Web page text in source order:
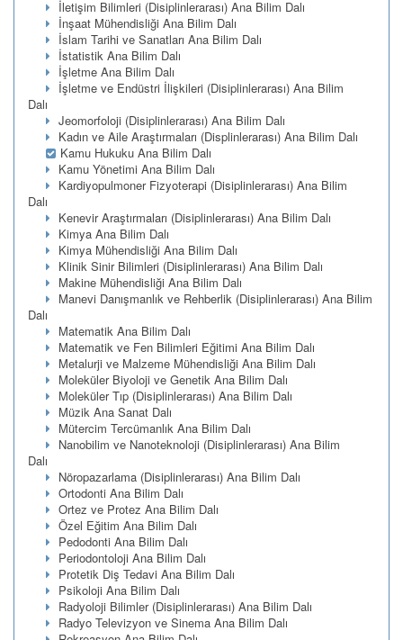
İletişim Bilimleri (Disiplinlerarası) Ana Bilim Dalı
İnşaat Mühendisliği Ana Bilim Dalı
İslam Tarihi ve Sanatları Ana Bilim Dalı
İstatistik Ana Bilim Dalı
İşletme Ana Bilim Dalı
İşletme ve Endüstri İlişkileri (Disiplinlerarası) Ana Bilim
Dalı
Jeomorfoloji (Disiplinlerarası) Ana Bilim Dalı
Kadın ve Aile Araştırmaları (Displinlerarası) Ana Bilim Dalı
Kamu Hukuku Ana Bilim Dalı
Kamu Yönetimi Ana Bilim Dalı
Kardiyopulmoner Fizyoterapi (Disiplinlerarası) Ana Bilim
Dalı
Kenevir Araştırmaları (Disiplinlerarası) Ana Bilim Dalı
Kimya Ana Bilim Dalı
Kimya Mühendisliği Ana Bilim Dalı
Klinik Sinir Bilimleri (Disiplinlerarası) Ana Bilim Dalı
Makine Mühendisliği Ana Bilim Dalı
Manevi Danışmanlık ve Rehberlik (Disiplinlerarası) Ana Bilim
Dalı
Matematik Ana Bilim Dalı
Matematik ve Fen Bilimleri Eğitimi Ana Bilim Dalı
Metalurji ve Malzeme Mühendisliği Ana Bilim Dalı
Moleküler Biyoloji ve Genetik Ana Bilim Dalı
Moleküler Tıp (Disiplinlerarası) Ana Bilim Dalı
Müzik Ana Sanat Dalı
Mütercim Tercümanlık Ana Bilim Dalı
Nanobilim ve Nanoteknoloji (Disiplinlerarası) Ana Bilim
Dalı
Nöropazarlama (Disiplinlerarası) Ana Bilim Dalı
Ortodonti Ana Bilim Dalı
Ortez ve Protez Ana Bilim Dalı
Özel Eğitim Ana Bilim Dalı
Pedodonti Ana Bilim Dalı
Periodontoloji Ana Bilim Dalı
Protetik Diş Tedavi Ana Bilim Dalı
Psikoloji Ana Bilim Dalı
Radyoloji Bilimler (Disiplinlerarası) Ana Bilim Dalı
Radyo Televizyon ve Sinema Ana Bilim Dalı